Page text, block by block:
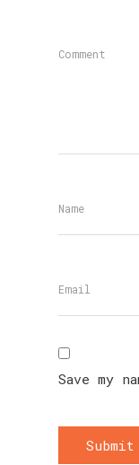
Save my
Submit